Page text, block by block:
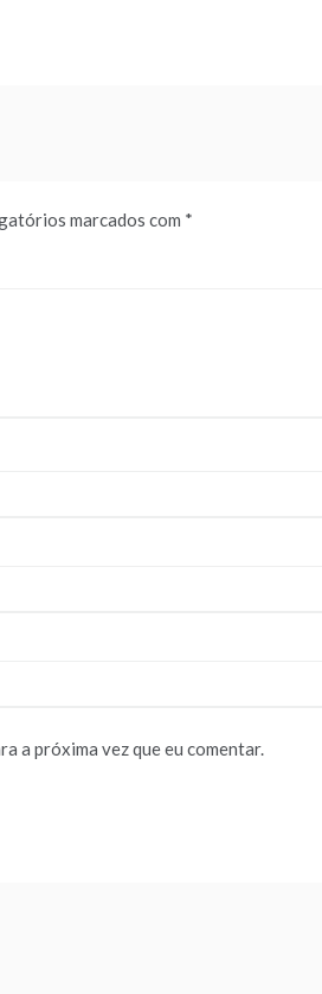
marcados com *
a próxima vez que eu comentar.